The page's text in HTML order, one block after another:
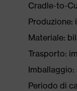
Cradle-to-
Produzione:
Materiale:
Trasporto:
Imballaggio:
Periodo di